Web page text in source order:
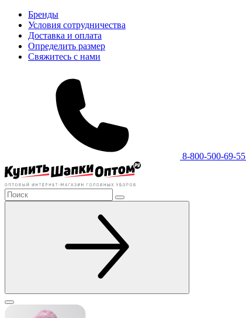
Бренды
Условия сотрудничества
Доставка и оплата
Определить размер
Свяжитесь с нами
8-800-500-69-55